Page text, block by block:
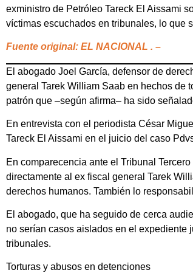
exministro de Petróleo Tareck El Aissami
víctimas escuchados en tribunales, lo que
Fuente original: EL NACIONAL . –
El abogado Joel García, defensor de
general Tarek William Saab en hechos de
patrón que –según afirma– ha sido
En entrevista con el periodista César
Tareck El Aissami en el juicio del caso
En comparecencia ante el Tribunal
directamente al ex fiscal general Tarek
derechos humanos. También lo
El abogado, que ha seguido de cerca
no serían casos aislados en el expediente
tribunales.
Torturas y abusos en detenciones